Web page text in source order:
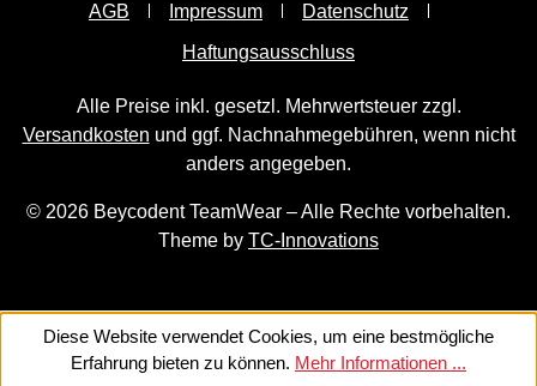
AGB Impressum
Datenschutz
Haftungsausschluss
Alle Preise inkl. gesetzl. Mehrwertsteuer zzgl.
Versandkosten und ggf. Nachnahmegebühren, wenn nicht
anders angegeben.
© 2026 Beycodent TeamWear – Alle Rechte vorbehalten.
Theme by TC-Innovations
Diese Website verwendet Cookies, um eine bestmögliche
Erfahrung bieten zu können. Mehr Informationen ...